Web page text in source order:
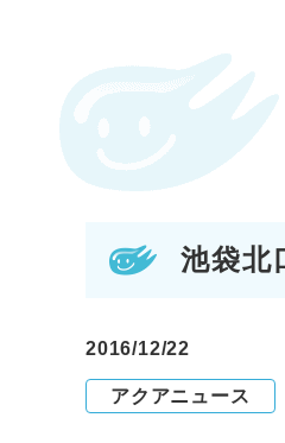
池袋北
2016/12/22
アクアニュース